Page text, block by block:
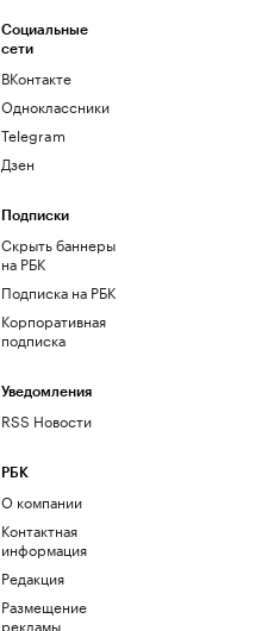
Социальные
сети
ВКонтакте
Одноклассники
Telegram
Дзен
Подписки
Скрыть баннеры
на РБК
Подписка на РБК
Корпоративная
подписка
Уведомления
RSS Новости
РБК
О компании
Контактная
информация
Редакция
Размещение
рекламы